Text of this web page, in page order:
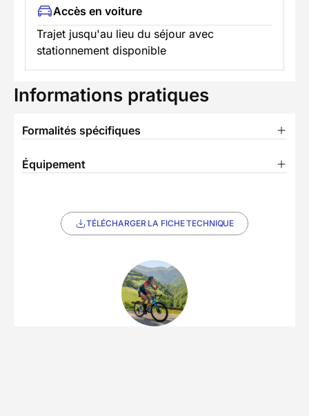
Accès en voiture
Trajet jusqu'au lieu du séjour avec
stationnement disponible
Informations pratiques
Formalités spécifiques
Équipement
TÉLÉCHARGER LA FICHE TECHNIQUE